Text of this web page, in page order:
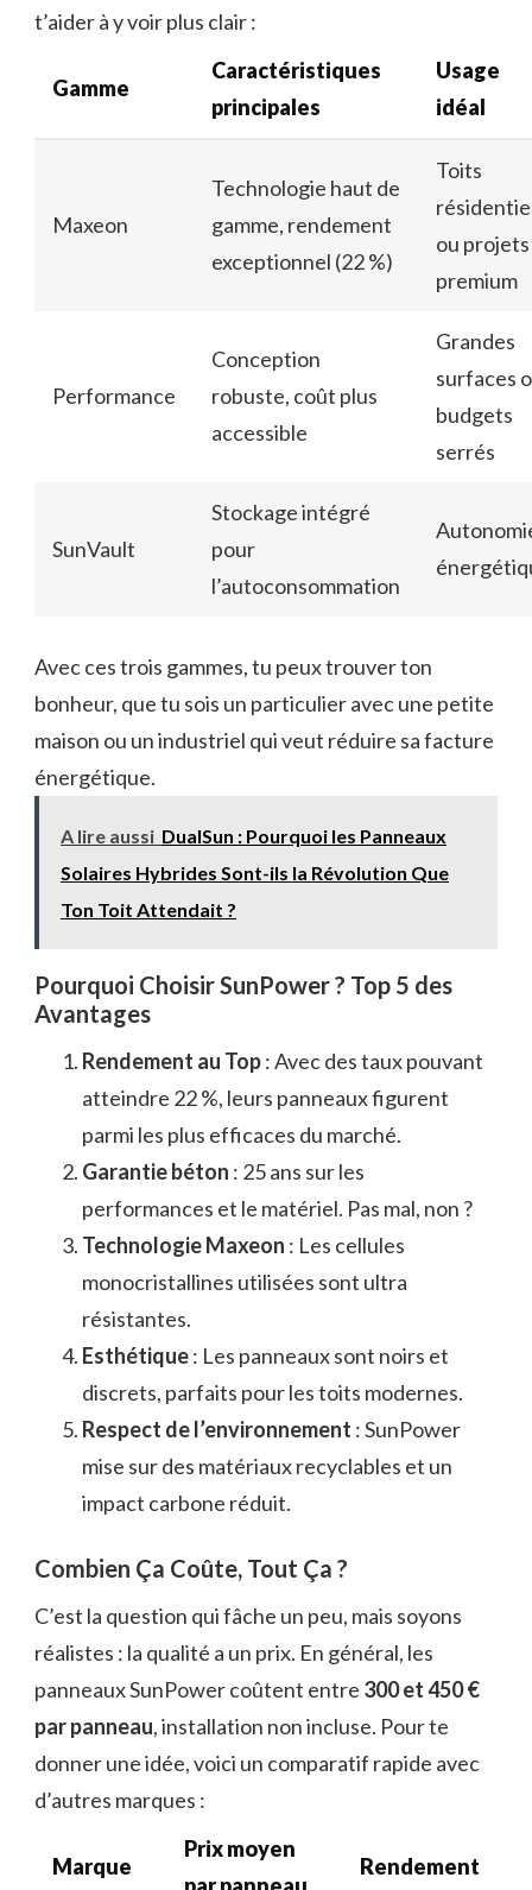
t’aider à y voir plus clair :
Gamme
Caractéristiques
principales
Usage
idéal
Maxeon
Technologie haut de
gamme, rendement
exceptionnel (22 %)
Toits
ou projets
premium
Performance
Conception
robuste, coût plus
accessible
Grandes
surfaces
budgets
serrés
SunVault
Stockage intégré
pour
l’autoconsommation
Avec ces trois gammes, tu peux trouver ton
bonheur, que tu sois un particulier avec une petite
maison ou un industriel qui veut réduire sa facture
énergétique.
A lire aussi DualSun : Pourquoi les Panneaux
Solaires Hybrides Sont-ils la Révolution Que
Ton Toit Attendait ?
Pourquoi Choisir SunPower ? Top 5 des
Avantages
Rendement au Top: Avec des taux pouvant
atteindre 22 %, leurs panneaux figurent
parmi les plus efficaces du marché.
Garantie béton : 25 ans sur les
performances et le matériel. Pas mal, non ?
Technologie Maxeon : Les cellules
monocristallines utilisées sont ultra
résistantes.
Esthétique: Les panneaux sont noirs et
discrets, parfaits pour les toits modernes.
Respect de l’environnement : SunPower
mise sur des matériaux recyclables et un
impact carbone réduit.
Combien Ça Coûte, Tout Ça ?
C’est la question qui fâche un peu, mais soyons
réalistes : la qualité a un prix. En général, les
panneaux SunPower coûtent entre 300 et 450 €
par panneau, installation non incluse. Pour te
donner une idée, voici un comparatif rapide avec
d’autres marques :
Marque
Prix moyen
Rendement